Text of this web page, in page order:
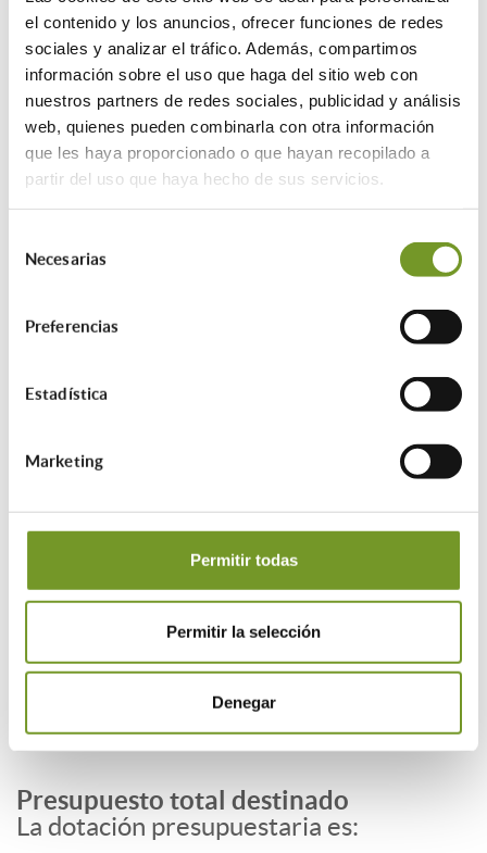
el contenido y los anuncios, ofrecer funciones de redes
sociales y analizar el tráfico. Además, compartimos
información sobre el uso que haga del sitio web con
nuestros partners de redes sociales, publicidad y análisis
web, quienes pueden combinarla con otra información
que les haya proporcionado o que hayan recopilado a
partir del uso que haya hecho de sus servicios.
Necesarias
Preferencias
Estadística
Marketing
Permitir todas
Permitir la selección
Denegar
menos una persona ≥ 65 años o con
discapacidad ≥ 33 %
¿Cuál es la cuantía de las ayudas?
• Programa 1 (edificios):
- 20% máximo 20.000 € por actuación
• Programa 2 (viviendas, viviendas
- 75% máximo 1.200 € por actuación
- 75% máximo 2.000 € en caso de
Inversión mínima de 1.000 €
Concesión de ayudas en régimen de
concurrencia no competitiva, el orden
de prelación quedará establecido por la
fecha y hora de la entrada del
expediente en el registro.
Las subvenciones son compatibles con
otras ayudas para la misma finalidad. No
obstante, el importe de éstas en ningún
Presupuesto total destinado
La dotación presupuestaria es: